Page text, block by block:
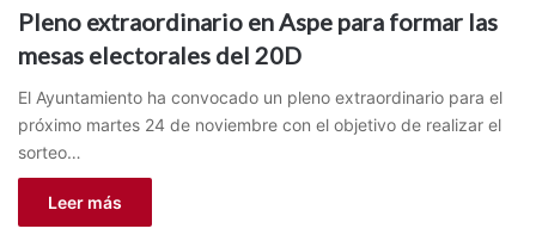
Pleno extraordinario en Aspe para formar las
mesas electorales del 20D
El Ayuntamiento ha convocado un pleno extraordinario para el
próximo martes 24 de noviembre con el objetivo de realizar el
sorteo…
Leer más